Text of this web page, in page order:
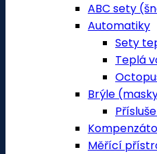
ABC sety
Automatiky
Sety
Teplá
Brýle
Měřící